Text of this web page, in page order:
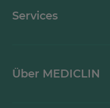
Services
Über MEDICLIN